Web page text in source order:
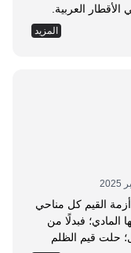
العربية.
ذلك لابد من اشعال
اللُحمة الوطنية،
تهجير حوالي
وطنهم، من دون
المزيد
لقد اجتاحت أزمة القيم كل مناحي
المادي؛ فبدلًا من
حلت قيم الظلم